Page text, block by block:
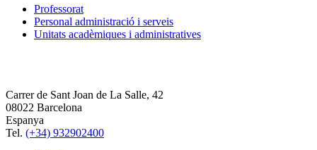
Professorat
Personal administració i serveis
Unitats acadèmiques i administratives
Carrer de Sant Joan de La Salle, 42
08022 Barcelona
Espanya
Tel. (+34) 932902400